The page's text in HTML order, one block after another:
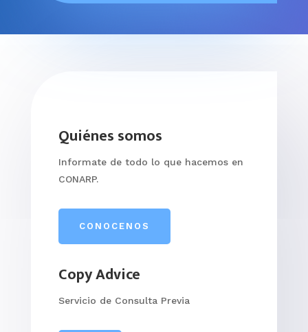
Quiénes somos
Informate de todo lo que hacemos en
CONARP.
CONOCENOS
Copy Advice
Servicio de Consulta Previa